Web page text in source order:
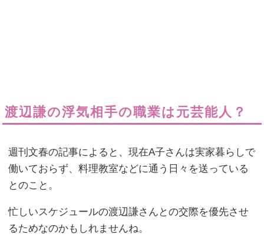
渡辺謙の浮気相手の職業は元芸能人？
週刊文春の記事によると、現在A子さんは実家暮らしで
働いておらず、料理教室などに通う日々を送っている
とのこと。
忙しいスケジュールの渡辺謙さんとの交際を優先させ
るためなのかもしれませんね。